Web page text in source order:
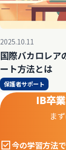
2025.10.11
国際バカロレア
ート方法とは
保護者サポート
IB卒
まず
今の学習方法